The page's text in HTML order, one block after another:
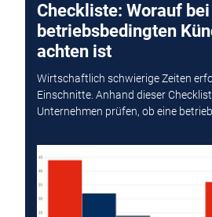
Checkliste: Worauf bei
betriebsbedingten
achten ist
Wirtschaftlich schwierige Zeiten
Einschnitte. Anhand dieser
Unternehmen prüfen, ob eine